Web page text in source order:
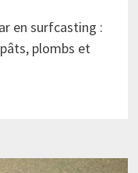
en surfcasting :
plombs et